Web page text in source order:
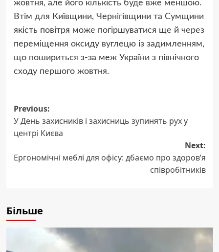
жовтня, але його кількість буде вже меншою.
Втім для Київщини, Чернігівщини та Сумщини
якість повітря може погіршуватися ще й через
переміщення оксиду вуглецю із задимленням,
що пошириться з-за меж України з північного
сходу першого жовтня.
Post
navigation
Previous:
У День захисників і захисниць зупинять рух у
центрі Києва
Next:
Ергономічні меблі для офісу: дбаємо про здоров’я
співробітників
Більше